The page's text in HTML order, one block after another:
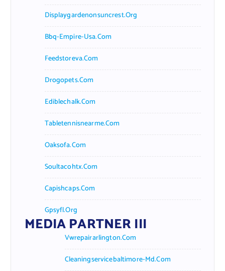
Displaygardenonsuncrest.org
Bbq-Empire-Usa.com
Feedstoreva.com
Drogopets.com
Ediblechalk.com
Tabletennisnearme.com
Oaksofa.com
Soultacohtx.com
Capishcaps.com
Gpsyfl.org
MEDIA PARTNER III
Vwrepairarlington.com
Cleaningservicebaltimore-Md.com